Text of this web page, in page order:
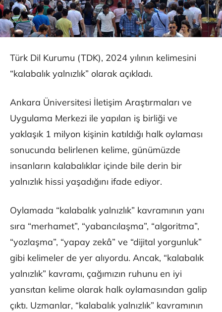
Türk Dil Kurumu (TDK), 2024 yılının kelimesini
“kalabalık yalnızlık” olarak açıkladı.
Ankara Üniversitesi İletişim Araştırmaları ve
Uygulama Merkezi ile yapılan iş birliği ve
yaklaşık 1 milyon kişinin katıldığı halk oylaması
sonucunda belirlenen kelime, günümüzde
insanların kalabalıklar içinde bile derin bir
yalnızlık hissi yaşadığını ifade ediyor.
Oylamada “kalabalık yalnızlık” kavramının yanı
sıra “merhamet”, “yabancılaşma”, “algoritma”,
“yozlaşma”, “yapay zekâ” ve “dijital yorgunluk”
gibi kelimeler de yer alıyordu. Ancak, “kalabalık
yalnızlık” kavramı, çağımızın ruhunu en iyi
yansıtan kelime olarak halk oylamasından galip
çıktı. Uzmanlar, “kalabalık yalnızlık” kavramının